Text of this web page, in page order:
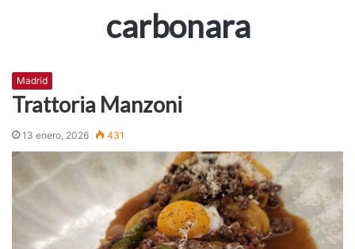
carbonara
Madrid
Trattoria Manzoni
13 enero, 2026 431